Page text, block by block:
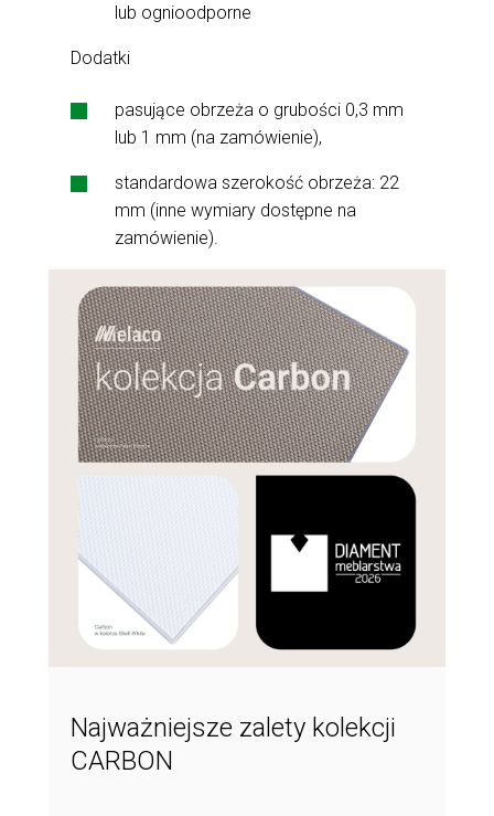
lub ognioodporne
Dodatki
pasujące obrzeża o grubości 0,3 mm
lub 1 mm (na zamówienie),
standardowa szerokość obrzeża: 22
mm (inne wymiary dostępne na
zamówienie).
Najważniejsze zalety kolekcji
CARBON